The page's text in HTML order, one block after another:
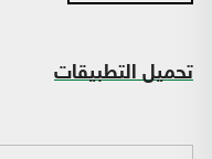
تحميل التطبيقات